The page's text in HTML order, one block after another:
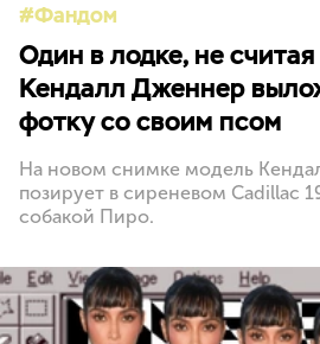
Фандом
Один в лодке, не
Кендалл Дженнер
фотку со своим псом
На новом снимке модель
позирует в сиреневом Cadillac
собакой Пиро.